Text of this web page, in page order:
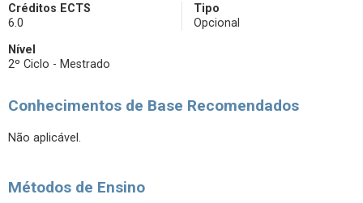
Créditos ECTS
6.0
Tipo
Opcional
Nível
2º Ciclo - Mestrado
Conhecimentos de Base Recomendados
Não aplicável.
Métodos de Ensino